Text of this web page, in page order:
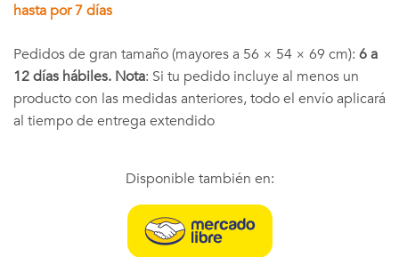
hasta por 7 días
Pedidos de gran tamaño (mayores a 56 × 54 × 69 cm): 6 a
12 días hábiles. Nota: Si tu pedido incluye al menos un
producto con las medidas anteriores, todo el envío aplicará
al tiempo de entrega extendido
Disponible también en: